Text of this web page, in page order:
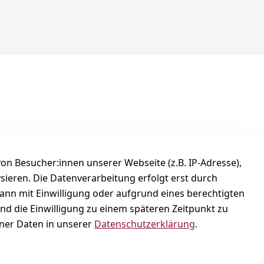
Besucher:innen unserer Webseite (z.B. IP-Adresse),
Die Datenverarbeitung erfolgt erst durch
mit Einwilligung oder aufgrund eines berechtigten
die Einwilligung zu einem späteren Zeitpunkt zu
Daten in unserer Datenschutzerklärung.